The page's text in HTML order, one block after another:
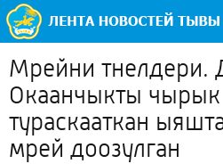
Мрейни тнелдери.
Окаанчыкты
тураскааткан
мрей доозулган